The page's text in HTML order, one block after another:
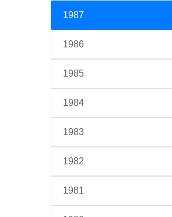
1987
1986
1985
1984
1983
1982
1981